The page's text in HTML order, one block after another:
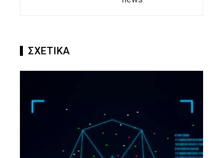
ΣΧΕΤΙΚΑ